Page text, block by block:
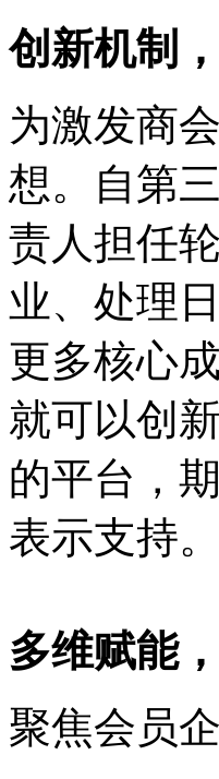
创新机制
为激发商
想。自第
责人担任
业、处理
更多核心
就可以创
的平台，
表示支持。
多维赋能
聚焦会员